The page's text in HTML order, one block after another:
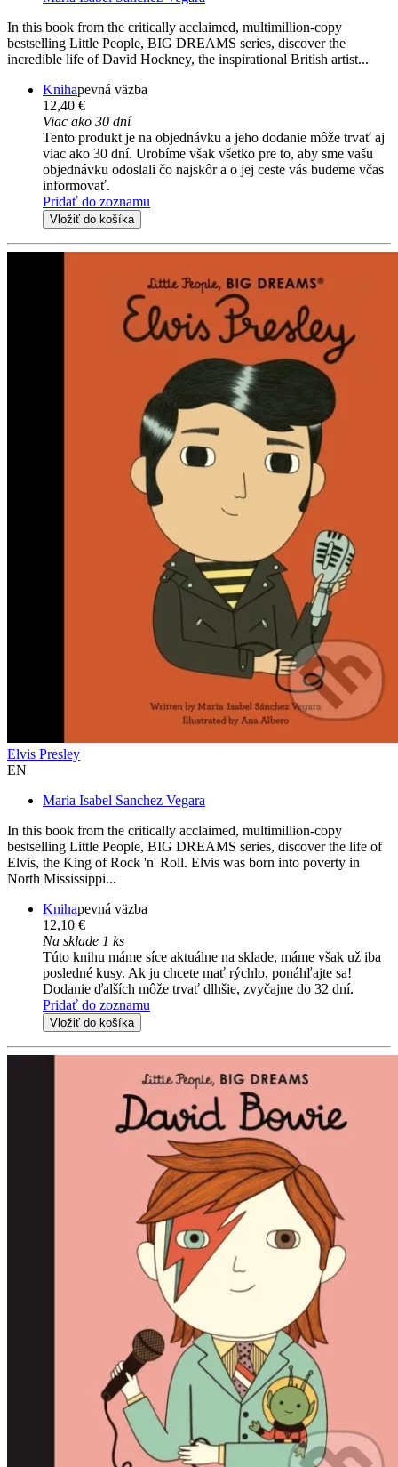
In this book from the critically acclaimed, multimillion-copy
bestselling Little People, BIG DREAMS series, discover the
incredible life of David Hockney, the inspirational British artist...
Knihapevná väzba
12,40 €
Viac ako 30 dní
Tento produkt je na objednávku a jeho dodanie môže trvať aj
viac ako 30 dní. Urobíme však všetko pre to, aby sme vašu
objednávku odoslali čo najskôr a o jej ceste vás budeme včas
informovať.
Pridať do zoznamu
Vložiť do košíka
Elvis Presley
EN
Maria Isabel Sanchez Vegara
In this book from the critically acclaimed, multimillion-copy
bestselling Little People, BIG DREAMS series, discover the life of
Elvis, the King of Rock 'n' Roll. Elvis was born into poverty in
North Mississippi...
Knihapevná väzba
12,10 €
Na sklade 1 ks
Túto knihu máme síce aktuálne na sklade, máme však už iba
posledné kusy. Ak ju chcete mať rýchlo, ponáhľajte sa!
Dodanie ďalších môže trvať dlhšie, zvyčajne do 32 dní.
Pridať do zoznamu
Vložiť do košíka